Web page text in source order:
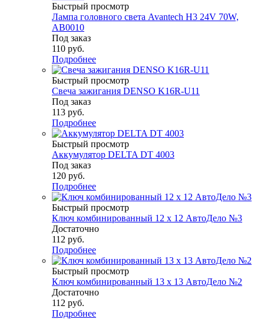
Быстрый просмотр
Лампа головного света Avantech H3 24V 70W,
AB0010
Под заказ
110 руб.
Подробнее
Быстрый просмотр
Свеча зажигания DENSO K16R-U11
Под заказ
113 руб.
Подробнее
Быстрый просмотр
Аккумулятор DELTA DT 4003
Под заказ
120 руб.
Подробнее
Быстрый просмотр
Ключ комбинированный 12 х 12 АвтоДело №3
Достаточно
112 руб.
Подробнее
Быстрый просмотр
Ключ комбинированный 13 х 13 АвтоДело №2
Достаточно
112 руб.
Подробнее